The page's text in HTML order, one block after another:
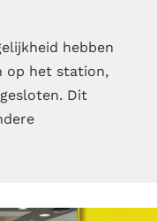
hebben
op het station,
Dit